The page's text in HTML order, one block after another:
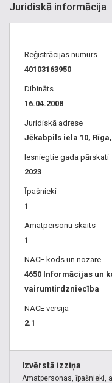
Juridiskā informācija
Reģistrācijas numurs
40103163950
Dibināts
16.04.2008
Juridiskā adrese
Jēkabpils iela 10, Rīga,
Iesniegtie gada pārskati
2023
Īpašnieki
1
Amatpersonu skaits
1
NACE kods un nozare
4650 Informācijas un
vairumtirdzniecība
NACE versija
2.1
Izvērstā izziņa
Amatpersonas, īpašnieki,